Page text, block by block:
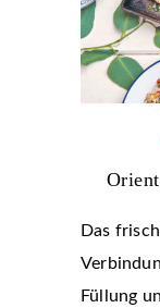
Das
Füllung